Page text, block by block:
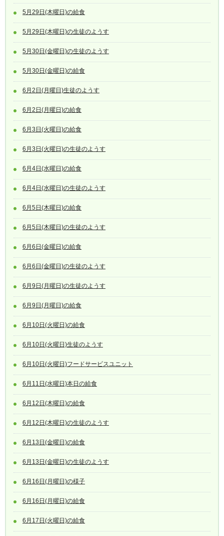
5月29日(木曜日)の給食
5月29日(木曜日)の生徒のようす
5月30日(金曜日)の生徒のようす
5月30日(金曜日)の給食
6月2日(月曜日)生徒のようす
6月2日(月曜日)の給食
6月3日(火曜日)の給食
6月3日(火曜日)の生徒のようす
6月4日(水曜日)の給食
6月4日(水曜日)の生徒のようす
6月5日(木曜日)の給食
6月5日(木曜日)の生徒のようす
6月6日(金曜日)の給食
6月6日(金曜日)の生徒のようす
6月9日(月曜日)の生徒のようす
6月9日(月曜日)の給食
6月10日(火曜日)の給食
6月10日(火曜日)生徒のようす
6月10日(火曜日)フードサービスユニット
6月11日(水曜日)本日の給食
6月12日(木曜日)の給食
6月12日(木曜日)の生徒のようす
6月13日(金曜日)の給食
6月13日(金曜日)の生徒のようす
6月16日(月曜日)の様子
6月16日(月曜日)の給食
6月17日(火曜日)の給食